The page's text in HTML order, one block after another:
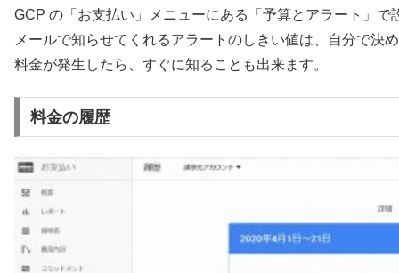
GCP の「お支払い」メニューにある「予算とアラート」で
メールで知らせてくれるアラートのしきい値は、自分で決
料金が発生したら、すぐに知ることも出来ます。
料金の履歴